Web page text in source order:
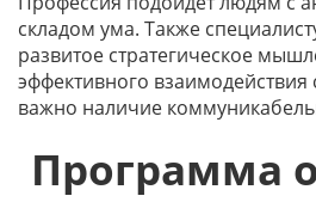
складом ума. Также
развитое стратегическое
эффективного
важно наличие
Программа